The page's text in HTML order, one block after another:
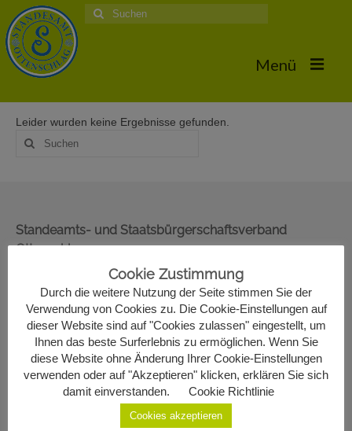
Suche
nach:
Menü
Home
Hochzeiten 2026
Hochzeiten 2024
Hochzeiten 2017
Geburten
Staatsbürgerschaft
Leider wurden keine Ergebnisse gefunden.
Suche
nach:
Standeamts- und Staatsbürgerschaftsverband
Ottenschlag
3631 Ottenschlag
02872/7330-13
standesamt@ottenschlag.eu
Impressum
Datenschutzerklärung
Cookie Zustimmung
Durch die weitere Nutzung der Seite stimmen Sie der
Verwendung von Cookies zu. Die Cookie-Einstellungen auf
dieser Website sind auf "Cookies zulassen" eingestellt, um
Ihnen das beste Surferlebnis zu ermöglichen. Wenn Sie
diese Website ohne Änderung Ihrer Cookie-Einstellungen
verwenden oder auf "Akzeptieren" klicken, erklären Sie sich
damit einverstanden.
Cookie Richtlinie
Cookies akzeptieren